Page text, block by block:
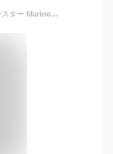
[ブローバ] BULOVA 腕時計 メンズ マリンスター Marine Star 96B426 プレシジョニストクオーツ [正規輸入品]